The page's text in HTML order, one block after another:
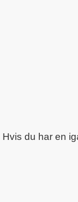
Hvis du har en